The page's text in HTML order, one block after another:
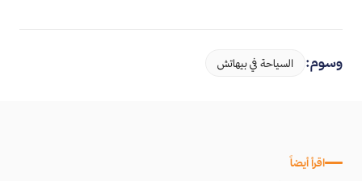
وسوم: السياحة في بيهاتش
اقرأ أيضاً